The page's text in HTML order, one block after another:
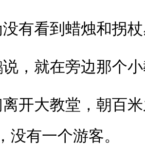
有看到蜡烛和拐
，就在旁边那个
开大教堂，朝百
没有一个游客。